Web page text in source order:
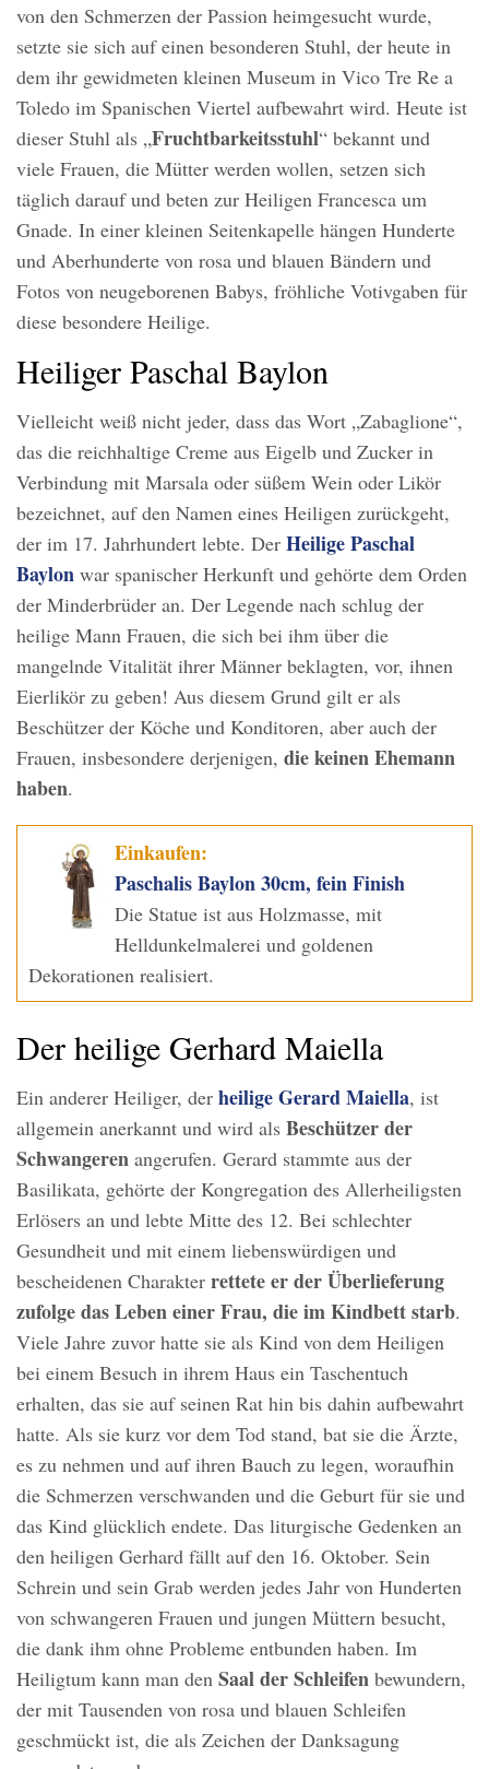
von den Schmerzen der Passion heimgesucht wurde,
setzte sie sich auf einen besonderen Stuhl, der heute in
dem ihr gewidmeten kleinen Museum in Vico Tre Re a
Toledo im Spanischen Viertel aufbewahrt wird. Heute ist
dieser Stuhl als „Fruchtbarkeitsstuhl“ bekannt und
viele Frauen, die Mütter werden wollen, setzen sich
täglich darauf und beten zur Heiligen Francesca um
Gnade. In einer kleinen Seitenkapelle hängen Hunderte
und Aberhunderte von rosa und blauen Bändern und
Fotos von neugeborenen Babys, fröhliche Votivgaben für
diese besondere Heilige.
Heiliger Paschal Baylon
Vielleicht weiß nicht jeder, dass das Wort „Zabaglione“,
das die reichhaltige Creme aus Eigelb und Zucker in
Verbindung mit Marsala oder süßem Wein oder Likör
bezeichnet, auf den Namen eines Heiligen zurückgeht,
der im 17. Jahrhundert lebte. Der Heilige Paschal
Baylon war spanischer Herkunft und gehörte dem Orden
der Minderbrüder an. Der Legende nach schlug der
heilige Mann Frauen, die sich bei ihm über die
mangelnde Vitalität ihrer Männer beklagten, vor, ihnen
Eierlikör zu geben! Aus diesem Grund gilt er als
Beschützer der Köche und Konditoren, aber auch der
Frauen, insbesondere derjenigen, die keinen Ehemann
haben.
Einkaufen:
Paschalis Baylon 30cm, fein Finish
Die Statue ist aus Holzmasse, mit
Helldunkelmalerei und goldenen
Dekorationen realisiert.
Der heilige Gerhard Maiella
Ein anderer Heiliger, der heilige Gerard Maiella, ist
allgemein anerkannt und wird als Beschützer der
Schwangeren angerufen. Gerard stammte aus der
Basilikata, gehörte der Kongregation des Allerheiligsten
Erlösers an und lebte Mitte des 12. Bei schlechter
Gesundheit und mit einem liebenswürdigen und
bescheidenen Charakter rettete er der Überlieferung
zufolge das Leben einer Frau, die im Kindbett starb.
Viele Jahre zuvor hatte sie als Kind von dem Heiligen
bei einem Besuch in ihrem Haus ein Taschentuch
erhalten, das sie auf seinen Rat hin bis dahin aufbewahrt
hatte. Als sie kurz vor dem Tod stand, bat sie die Ärzte,
es zu nehmen und auf ihren Bauch zu legen, woraufhin
die Schmerzen verschwanden und die Geburt für sie und
das Kind glücklich endete. Das liturgische Gedenken an
den heiligen Gerhard fällt auf den 16. Oktober. Sein
Schrein und sein Grab werden jedes Jahr von Hunderten
von schwangeren Frauen und jungen Müttern besucht,
die dank ihm ohne Probleme entbunden haben. Im
Heiligtum kann man den Saal der Schleifen bewundern,
der mit Tausenden von rosa und blauen Schleifen
geschmückt ist, die als Zeichen der Danksagung